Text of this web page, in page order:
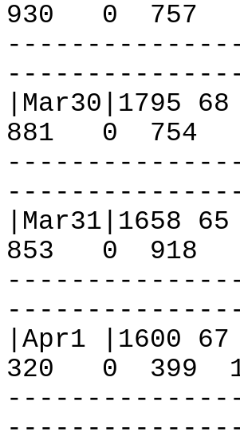
930
0 757
|Mar30|1795 68
881
0 754
|Mar31|1658 65
853
0 918
|Apr1 |1600 67
320
0 399